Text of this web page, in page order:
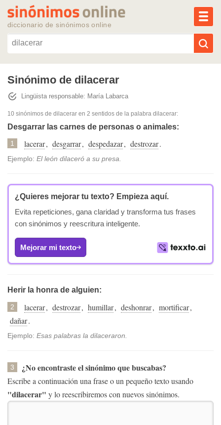
diccionario de sinónimos online
Reescribir texto con IA
Sinónimos populares
Temas populares
Temas recientes
Sinónimo de dilacerar
Lingüista responsable: María Labarca
10 sinónimos de dilacerar en 2 sentidos de la palabra dilacerar:
Desgarrar las carnes de personas o animales:
1 lacerar, desgarrar, despedazar, destrozar.
Ejemplo: El león dilaceró a su presa.
¿Quieres mejorar tu texto? Empieza aquí.
Evita repeticiones, gana claridad y transforma tus frases
con sinónimos y reescritura inteligente.
Mejorar mi texto
Herir la honra de alguien:
2 lacerar, destrozar, humillar, deshonrar, mortificar,
dañar.
Ejemplo: Esas palabras la dilaceraron.
3 ¿No encontraste el sinónimo que buscabas?
Escribe a continuación una frase o un pequeño texto usando
"dilacerar" y lo reescribiremos con nuevos sinónimos.